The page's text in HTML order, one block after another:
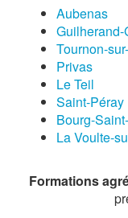
Aubenas
Guilherand-
Tournon-
Privas
Le Teil
Saint-Péray
Bourg-
La Voulte-
Formations